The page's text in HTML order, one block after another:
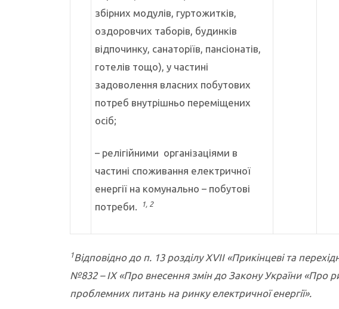
збірних модулів, гуртожитків,
оздоровчих таборів, будинків
відпочинку, санаторіїв, пансіонатів,
готелів тощо), у частині
задоволення власних побутових
потреб внутрішньо переміщених
осіб;
– релігійними організаціями в
частині споживання електричної
енергії на комунально – побутові
потреби.
1, 2
1Відповідно до п. 13 розділуXVII«Прикінцеві та
№832 –IX«Про внесення змін до Закону України «Про
проблемних питань на ринку електричної енергії».